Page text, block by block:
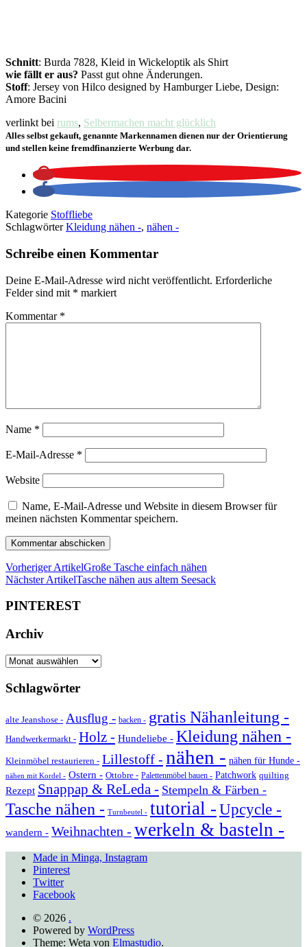
Schnitt: Burda 7828, Kleid in Wickeloptik als Shirt
wie fällt er aus? Passt gut ohne Änderungen.
Stoff: Jersey von Hilco designed by Hamburger Liebe, Design:
Amore Bacini
verlinkt bei rums, Selbermachen macht glücklich
Alles selbst gekauft, genannte Markennamen dienen nur der Orientierung
und stellen keine fremdfinanzierte Werbung dar.
Kategorie Stoffliebe
SchlagwörterKleidung nähen -, nähen -
Schreibe einen Kommentar
Deine E-Mail-Adresse wird nicht veröffentlicht. Erforderliche
Felder sind mit * markiert
Kommentar *
Name *
E-Mail-Adresse *
Website
Name, E-Mail-Adresse und Website in diesem Browser für
meinen nächsten Kommentar speichern.
Vorheriger ArtikelGroße Tasche einfach nähen
Nächster ArtikelTasche nähen aus altem Seesack
PINTEREST
Archiv
Archiv
Schlagwörter
alte Jeanshose - Ausflug - backen - gratis Nähanleitung -
Handwerkermarkt - Holz - Hundeliebe - Kleidung nähen -
Kleinmöbel restaurieren - Lillestoff - nähen - nähen für Hunde -
nähen mit Kordel - Ostern - Ottobre - Palettenmöbel bauen - Patchwork quilting
Rezept Snappap & ReLeda - Stempeln & Färben -
Tasche nähen - Turnbeutel - tutorial -Upcycle -
wandern - Weihnachten - werkeln & basteln -
Made in Minga, Instagram
Pinterest
Twitter
Facebook
© 2026 .
Powered by WordPress
Theme: Weta von Elmastudio.